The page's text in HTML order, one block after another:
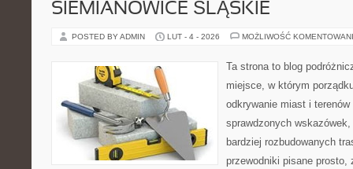
SIEMIANOWICE ŚLĄSKIE
POSTED BY ADMIN LUT - 4 - 2026 MOŻLIWOŚĆ
Ta strona to blog
miejsce, w którym
odkrywanie miast i
sprawdzonych
bardziej rozbudowanych
przewodniki pisane